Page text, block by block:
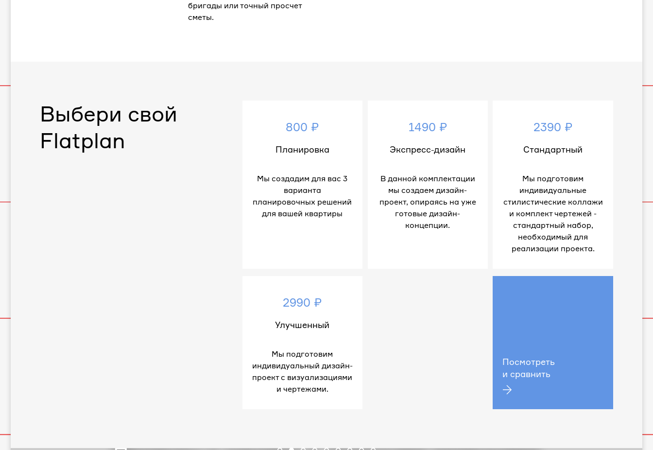
бригады или точный просчет
сметы.
Выбери свой
Flatplan
800 ₽
Планировка
Мы создадим для вас 3
варианта
планировочных решений
для вашей квартиры
1490 ₽
Экспресс-дизайн
В данной комплектации
мы создаем дизайн-
проект, опираясь на уже
готовые дизайн-
концепции.
2390 ₽
Стандартный
Мы подготовим
индивидуальные
стилистические коллажи
и комплект чертежей -
стандартный набор,
необходимый для
реализации проекта.
2990 ₽
Улучшенный
Мы подготовим
индивидуальный дизайн-
проект с визуализациями
и чертежами.
Посмотреть
и сравнить